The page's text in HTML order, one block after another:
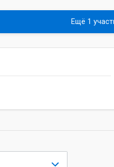
Ещё 1